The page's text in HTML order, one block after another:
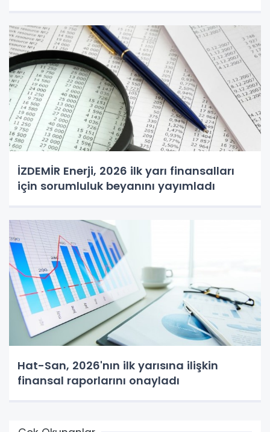
İZDEMİR Enerji, 2026 ilk yarı finansalları
için sorumluluk beyanını yayımladı
Hat-San, 2026'nın ilk yarısına ilişkin
finansal raporlarını onayladı